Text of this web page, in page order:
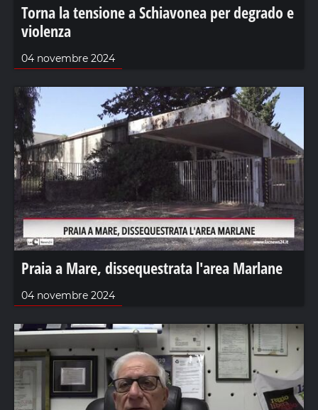
Torna la tensione a Schiavonea per degrado e
violenza
04 novembre 2024
Praia a Mare, dissequestrata l'area Marlane
04 novembre 2024